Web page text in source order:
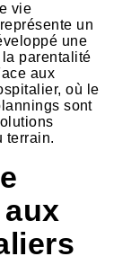
vie
un
une
parentalité
aux
où le
sont
terrain.